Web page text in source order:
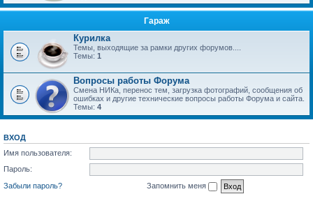
Гараж
Курилка
Темы, выходящие за рамки других форумов....
Темы: 1
Вопросы работы Форума
Смена НИКа, перенос тем, загрузка фотографий, сообщения об
ошибках и другие технические вопросы работы Форума и сайта.
Темы: 4
ВХОД
Имя пользователя:
Пароль:
Забыли пароль?
Запомнить меня